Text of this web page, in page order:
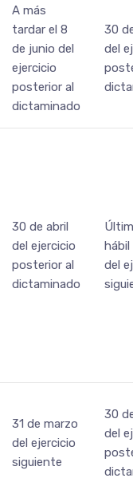
A más
tardar el 8
de junio del
ejercicio
posterior al
dictaminado
30
del
30 de abril
del ejercicio
posterior al
dictaminado
del
31 de marzo
del ejercicio
siguiente
30
del